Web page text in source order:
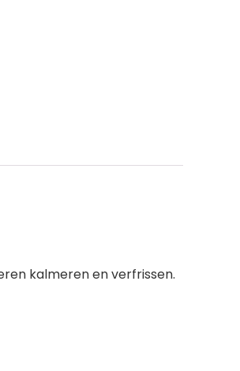
kalmeren en verfrissen.